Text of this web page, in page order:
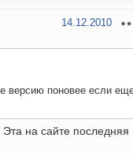
14.12.2010
версию поновее если
на сайте последняя